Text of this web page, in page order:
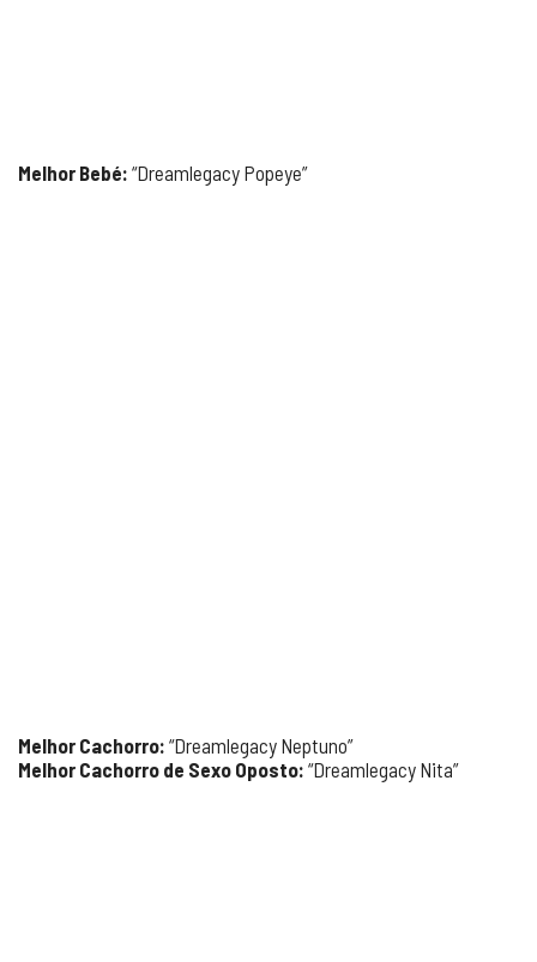
Melhor Bebé: “Dreamlegacy Popeye”
Melhor Cachorro: “Dreamlegacy Neptuno”
Melhor Cachorro de Sexo Oposto: “Dreamlegacy Nita”